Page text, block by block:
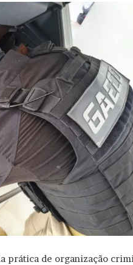
prática de organização